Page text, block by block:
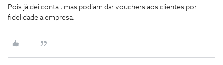
Pois já dei conta , mas podiam dar vouchers aos clientes por
fidelidade a empresa.